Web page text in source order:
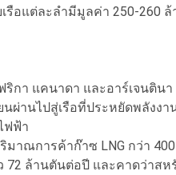
รือแต่ละลำมีมูลค่า 250-260
ริกา แคนาดา และอาร์เจนติน
ผ่านไปสู่เรือที่ประหยัดพลังง
ฟฟ้า
มาณการค้าก๊าซ LNG กว่า
ล้านตันต่อปี และคาดว่าสห